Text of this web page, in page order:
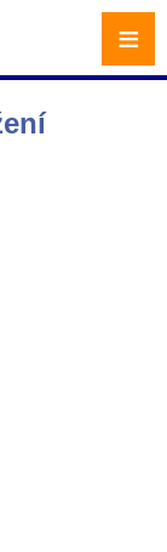
≡